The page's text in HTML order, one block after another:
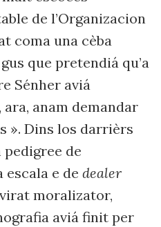
de l’Organizacion
coma una cèba
que pretendiá qu’a
Sénher aviá
ara, anam demandar
». Dins los darrièrs
de
escala e de dealer
virat moralizator,
aviá finit per